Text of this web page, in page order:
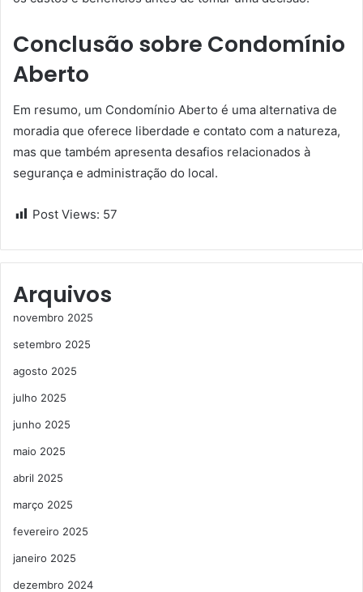
Conclusão sobre Condomínio
Aberto
Em resumo, um Condomínio Aberto é uma alternativa de
moradia que oferece liberdade e contato com a natureza,
mas que também apresenta desafios relacionados à
segurança e administração do local.
Post Views: 57
Arquivos
novembro 2025
setembro 2025
agosto 2025
julho 2025
junho 2025
maio 2025
abril 2025
março 2025
fevereiro 2025
janeiro 2025
dezembro 2024